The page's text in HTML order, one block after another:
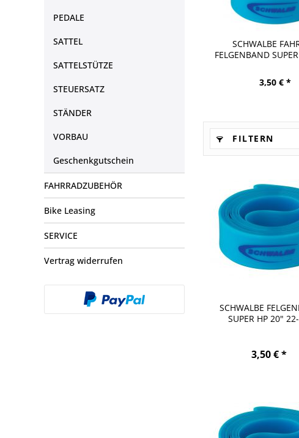
PEDALE
SATTEL
SATTELSTÜTZE
STEUERSATZ
STÄNDER
VORBAU
Geschenkgutschein
FAHRRADZUBEHÖR
Bike Leasing
SERVICE
Vertrag widerrufen
SCHWALBE
FELGENBAND
3,50 € *
FILTERN
SCHWALBE
SUPER HP 20"
3,50 € *